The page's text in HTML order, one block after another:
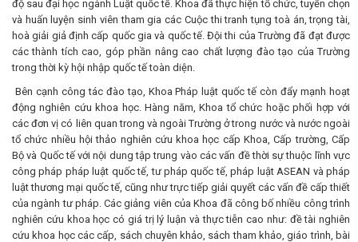
độ sau đại học ngành Luật quốc tế. Khoa đã thực hiện tổ chức, tuyển chọn
và huấn luyện sinh viên tham gia các Cuộc thi tranh tụng toà án, trọng tài,
hoà giải giả định cấp quốc gia và quốc tế. Đội thi của Trường đã đạt được
các thành tích cao, góp phần nâng cao chất lượng đào tạo của Trường
trong thời kỳ hội nhập quốc tế toàn diện.
Bên cạnh công tác đào tạo, Khoa Pháp luật quốc tế còn đẩy mạnh hoạt
động nghiên cứu khoa học. Hàng năm, Khoa tổ chức hoặc phối hợp với
các đơn vị có liên quan trong và ngoài Trường ở trong nước và nước ngoài
tổ chức nhiều hội thảo nghiên cứu khoa học cấp Khoa, Cấp trường, Cấp
Bộ và Quốc tế với nội dung tập trung vào các vấn đề thời sự thuộc lĩnh vực
công pháp pháp luật quốc tế, tư pháp quốc tế, pháp luật ASEAN và pháp
luật thương mại quốc tế, cũng như trực tiếp giải quyết các vấn đề cấp thiết
của ngành tư pháp. Các giảng viên của Khoa đã công bố nhiều công trình
nghiên cứu khoa học có giá trị lý luận và thực tiễn cao như: đề tài nghiên
cứu khoa học các cấp, sách chuyên khảo, sách tham khảo, giáo trình, bài